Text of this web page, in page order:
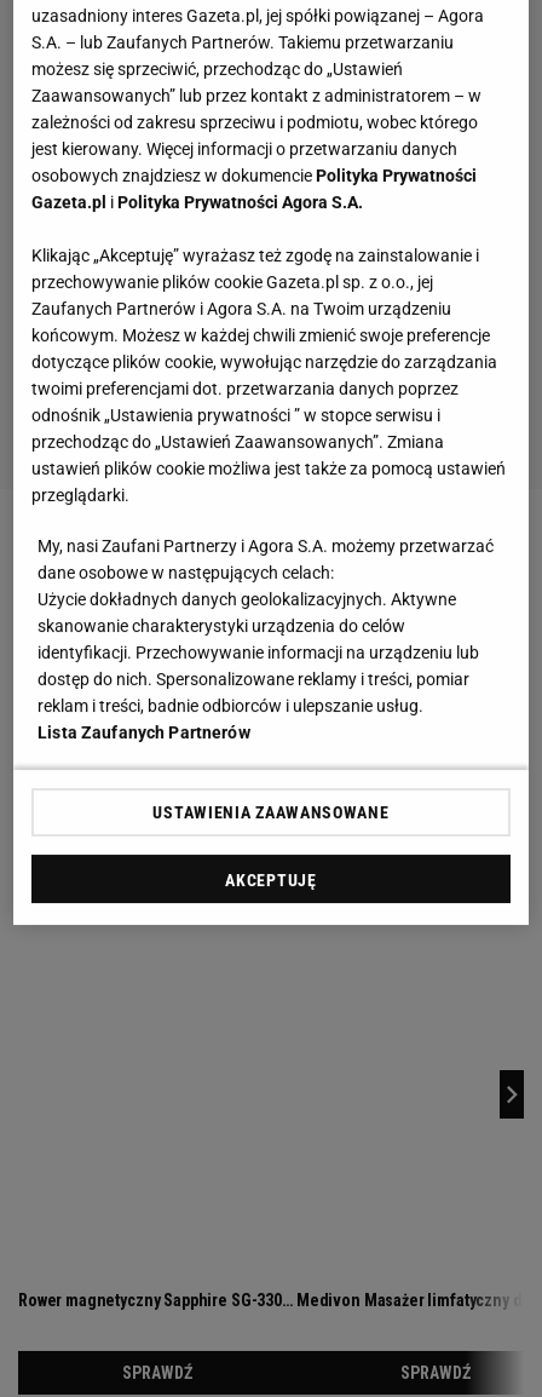
- W Bytomiu wiedzieli, że chcę grać wCracovii, ale
nikomu nie przystawiałem pistoletu do głowy -
mówił "Gazecie" obrońca, który będzie trzecim
nominalnym stoperem wkadrzeCracovii.
Żytko będzie rywalizował o miejsce wskładzie
Miloszem Kosanoviciem i Łukaszem
Nawotczyńskim.
uzasadniony interes Gazeta.pl, jej spółki powiązanej – Agora
S.A. – lub Zaufanych Partnerów. Takiemu przetwarzaniu
możesz się sprzeciwić, przechodząc do „Ustawień
Zaawansowanych” lub przez kontakt z administratorem – w
zależności od zakresu sprzeciwu i podmiotu, wobec którego
jest kierowany. Więcej informacji o przetwarzaniu danych
osobowych znajdziesz w dokumenciePolityka Prywatności
Gazeta.pl iPolityka Prywatności Agora S.A.
Klikając „Akceptuję” wyrażasz też zgodę na zainstalowanie i
przechowywanie plików cookie Gazeta.pl sp. z o.o., jej
Zaufanych Partnerów i Agora S.A. na Twoim urządzeniu
końcowym. Możesz w każdej chwili zmienić swoje preferencje
dotyczące plików cookie, wywołując narzędzie do zarządzania
twoimi preferencjami dot. przetwarzania danych poprzez
odnośnik „Ustawienia prywatności ” w stopce serwisu i
przechodząc do „Ustawień Zaawansowanych”. Zmiana
ustawień plików cookie możliwa jest także za pomocą ustawień
przeglądarki.
My, nasi Zaufani Partnerzy i Agora S.A. możemy przetwarzać
dane osobowe w następujących celach:
Użycie dokładnych danych geolokalizacyjnych. Aktywne
skanowanie charakterystyki urządzenia do celów
identyfikacji. Przechowywanie informacji na urządzeniu lub
dostęp do nich. Spersonalizowane reklamy i treści, pomiar
reklam i treści, badnie odbiorców i ulepszanie usług.
Lista Zaufanych Partnerów
USTAWIENIA ZAAWANSOWANE
AKCEPTUJĘ